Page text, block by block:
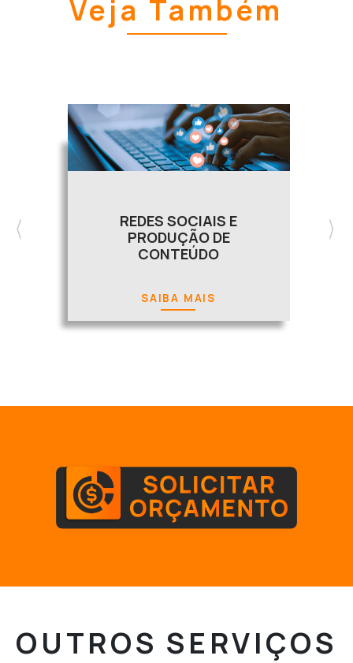
Veja Também
REDES SOCIAIS E
PRODUÇÃO DE
CONTEÚDO
SAIBA MAIS
OUTROS SERVIÇOS